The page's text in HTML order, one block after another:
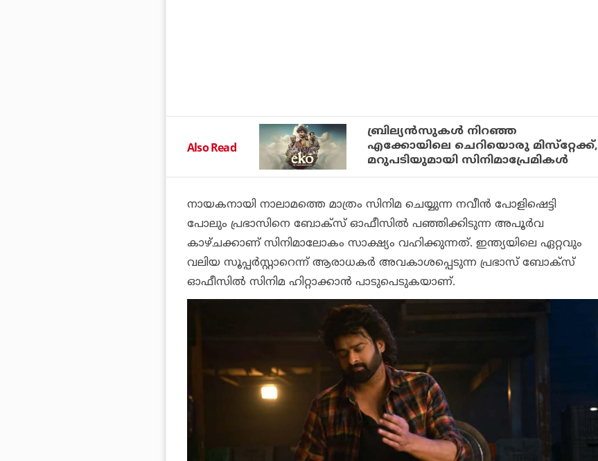
Also Read
ബ്രില്യന്‍സുകള്‍ നിറഞ്ഞ
എക്കോയിലെ ചെറിയൊരു മിസ്‌റ്റേക്ക്,
മറുപടിയുമായി സിനിമാപ്രേമികള്‍
നായകനായി നാലാമത്തെ മാത്രം സിനിമ ചെയ്യുന്ന നവീന്‍ പോളിഷെട്ടി
പോലും പ്രഭാസിനെ ബോക്‌സ് ഓഫീസില്‍ പഞ്ഞിക്കിടുന്ന അപൂര്‍വ
കാഴ്ചക്കാണ് സിനിമാലോകം സാക്ഷ്യം വഹിക്കുന്നത്. ഇന്ത്യയിലെ ഏറ്റവും
വലിയ സൂപ്പര്‍സ്റ്റാറെന്ന് ആരാധകര്‍ അവകാശപ്പെടുന്ന പ്രഭാസ് ബോക്‌സ്
ഓഫീസില്‍ സിനിമ ഹിറ്റാക്കാന്‍ പാടുപെടുകയാണ്.